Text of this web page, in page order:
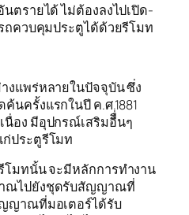
ตรายได้ ไม่ต้องลงไปเปิด-
ถควบคุมประตูได้ด้วยรีโมท
งแพร่หลายในปัจจุบัน ซึ่ง
นครั้งแรกในปี ค.ศ.1881
อง มีอุปกรณ์เสริมอืื่นๆ
ประตูรีโมท
โมทนั้น จะมีหลักการทำงาน
ณไปยังชุดรับสัญญาณที่
ญาณที่มอเตอร์ได้รับ